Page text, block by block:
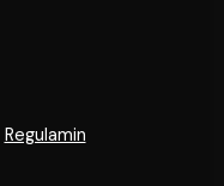
Regulamin